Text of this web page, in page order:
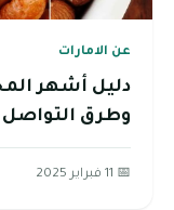
عن الامارات
دليل أشهر
وطرق التواصل
📅 11 فبراير 2025